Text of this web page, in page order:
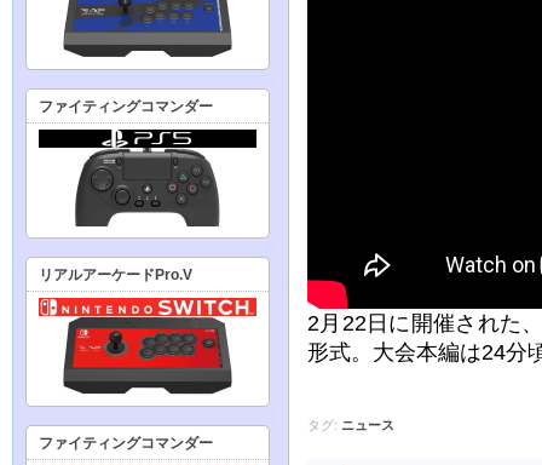
2月22日に開催された
形式。大会本編は24分
タグ: ニュース
ファイティングコマンダー
リアルアーケードPro.V
ファイティングコマンダー